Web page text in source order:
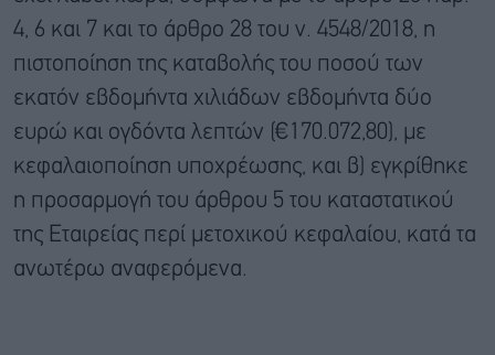
4, 6 και 7 και το άρθρο 28 του ν. 4548/2018, η
πιστοποίηση της καταβολής του ποσού των
εκατόν εβδομήντα χιλιάδων εβδομήντα δύο
ευρώ και ογδόντα λεπτών (€170.072,80), με
κεφαλαιοποίηση υποχρέωσης, και β) εγκρίθηκε
η προσαρμογή του άρθρου 5 του καταστατικού
της Εταιρείας περί μετοχικού κεφαλαίου, κατά τα
ανωτέρω αναφερόμενα.